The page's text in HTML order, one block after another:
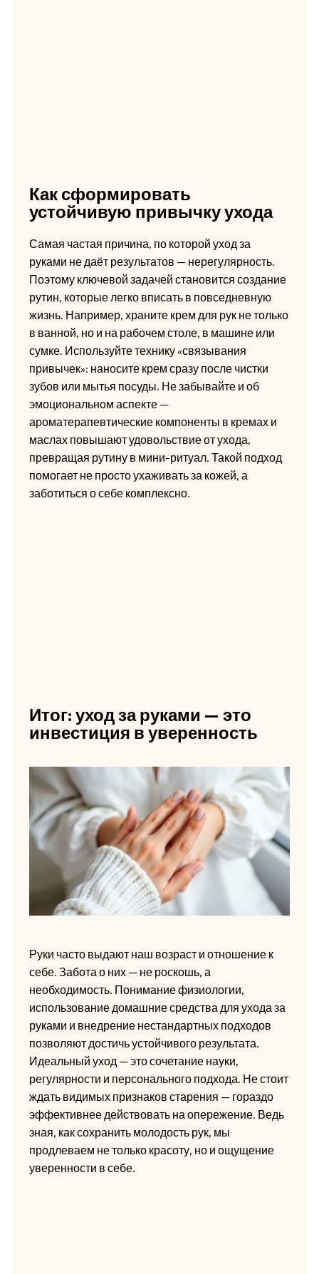
Как сформировать
устойчивую привычку ухода
Самая частая причина, по которой уход за
руками не даёт результатов — нерегулярность.
Поэтому ключевой задачей становится создание
рутин, которые легко вписать в повседневную
жизнь. Например, храните крем для рук не только
в ванной, но и на рабочем столе, в машине или
сумке. Используйте технику «связывания
привычек»: наносите крем сразу после чистки
зубов или мытья посуды. Не забывайте и об
эмоциональном аспекте —
ароматерапевтические компоненты в кремах и
маслах повышают удовольствие от ухода,
превращая рутину в мини-ритуал. Такой подход
помогает не просто ухаживать за кожей, а
заботиться о себе комплексно.
Итог: уход за руками — это
инвестиция в уверенность
Руки часто выдают наш возраст и отношение к
себе. Забота о них — не роскошь, а
необходимость. Понимание физиологии,
использование домашние средства для ухода за
руками и внедрение нестандартных подходов
позволяют достичь устойчивого результата.
Идеальный уход — это сочетание науки,
регулярности и персонального подхода. Не стоит
ждать видимых признаков старения — гораздо
эффективнее действовать на опережение. Ведь
зная, как сохранить молодость рук, мы
продлеваем не только красоту, но и ощущение
уверенности в себе.